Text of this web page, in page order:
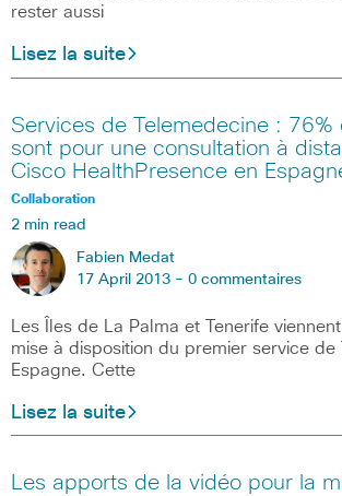
rester aussi
Lisez la suite
Services de Telemedecine : 76%
sont pour une consultation à
Cisco HealthPresence en
Collaboration
2 min read
Fabien Medat
17 April 2013 - 0 commentaires
Les Îles de La Palma et Tenerife
mise à disposition du premier service de
Espagne. Cette
Lisez la suite
Les apports de la vidéo pour la